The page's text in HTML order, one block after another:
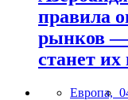
правила
рынков —
станет
Европа,